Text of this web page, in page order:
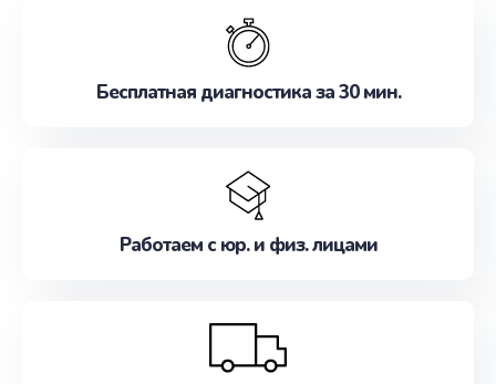
наилучшим образом. Не медлите записаться на
Бесплатная диагностика за 30 мин.
Работаем с юр. и физ. лицами